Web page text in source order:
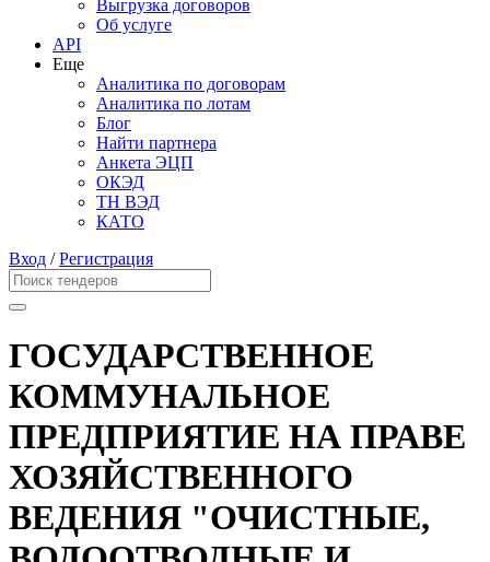
Выгрузка договоров
Об услуге
API
Еще
Аналитика по договорам
Аналитика по лотам
Блог
Найти партнера
Анкета ЭЦП
ОКЭД
ТН ВЭД
КАТО
Вход /Регистрация
ГОСУДАРСТВЕННОЕ
КОММУНАЛЬНОЕ
ПРЕДПРИЯТИЕ НА ПРАВЕ
ХОЗЯЙСТВЕННОГО
ВЕДЕНИЯ "ОЧИСТНЫЕ,